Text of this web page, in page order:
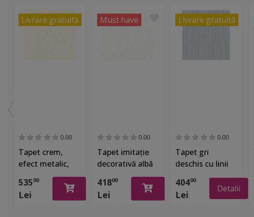
Livrare gratuită
0.00
Tapet crem,
efect metalic,
Gloockler 52502
53500
Lei
Must have
0.00
Tapet imitaţie
decorativă albă
argintii, Marburg
32034
41800
Lei
Livrare gratuită
0.00
Tapet gri
deschis cu linii
argintii în relief,
Marburg 63401
40400
Lei
Detalii